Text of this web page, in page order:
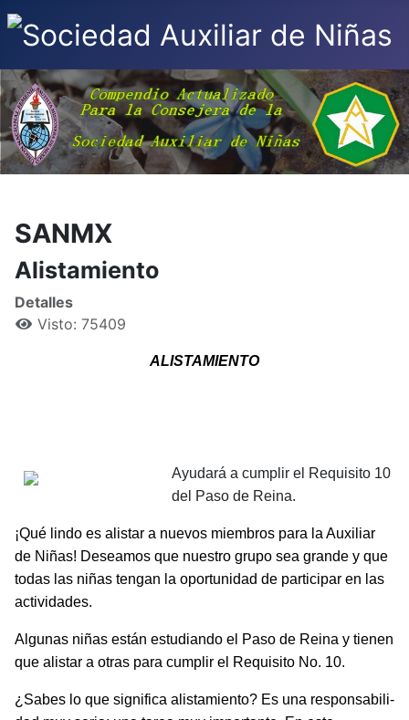
SANMX
Alistamiento
Detalles
Visto: 75409
ALISTAMIENTO
Ayudará a cumplir el Requisito 10
del Paso de Reina.
¡Qué lindo es alistar a nuevos miembros para la Auxiliar
de Niñas! Deseamos que nuestro grupo sea grande y que
to­das las niñas tengan la oportunidad de participar en las
activi­dades.
Algunas niñas están estudiando el Paso de Reina y tienen
que alistar a otras para cumplir el Requisito No. 10.
¿Sabes lo que significa alistamiento? Es una responsabili­